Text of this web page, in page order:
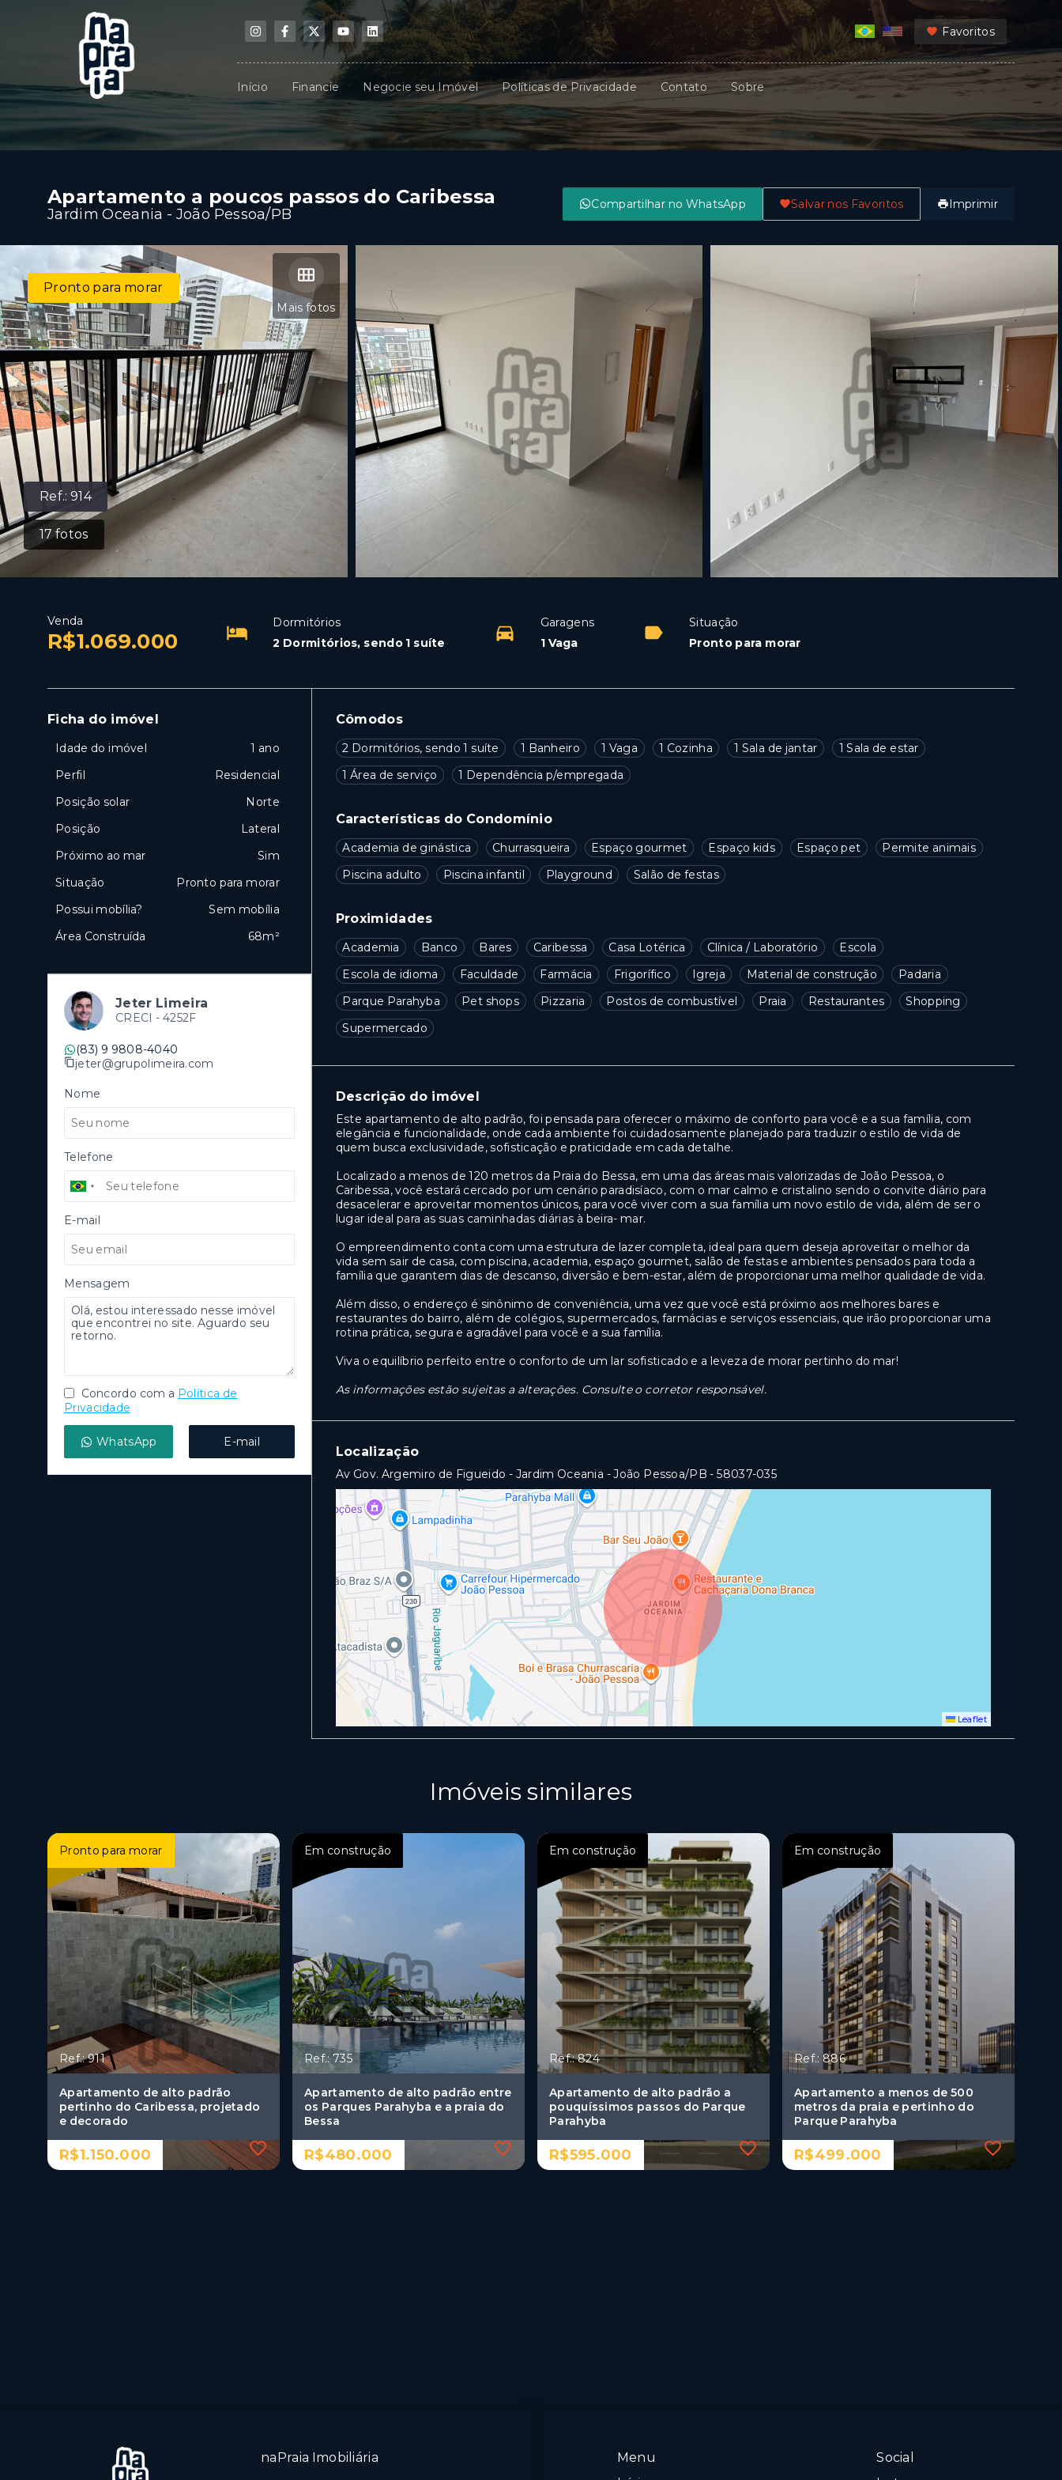
Favoritos
Início Financie Negocie seu Imóvel Políticas de Privacidade Contato Sobre
Apartamento a poucos passos do Caribessa
Jardim Oceania - João Pessoa/PB
Compartilhar no WhatsApp Salvar nos Favoritos Imprimir
Ref.:914
17fotos
Mais fotos
Pronto para morar
Venda
R$1.069.000
Dormitórios
2 Dormitórios, sendo 1 suíte
Garagens
1 Vaga
Situação
Pronto para morar
Cômodos
2 Dormitórios, sendo 1 suíte 1 Banheiro 1 Vaga 1 Cozinha 1 Sala de jantar
1 Sala de estar
1 Área de serviço
1 Dependência p/empregada
Características do Condomínio
Academia de ginástica Churrasqueira Espaço gourmet Espaço kids Espaço pet
Permite animais
Piscina adulto
Piscina infantil Playground Salão de festas
Proximidades
Academia Banco Bares Caribessa Casa Lotérica Clínica / Laboratório
Escola
Escola de idioma
Faculdade Farmácia Frigorífico Igreja Material de construção
Padaria
Parque Parahyba
Pet shops Pizzaria Postos de combustível Praia Restaurantes
Shopping
Supermercado
Descrição do imóvel
Este apartamento de alto padrão, foi pensada para oferecer o máximo de conforto para você e a sua família, com
elegância e funcionalidade, onde cada ambiente foi cuidadosamente planejado para traduzir o estilo de vida de
quem busca exclusividade, sofisticação e praticidade em cada detalhe.
Localizado a menos de 120 metros da Praia do Bessa, em uma das áreas mais valorizadas de João Pessoa, o
Caribessa, você estará cercado por um cenário paradisíaco, com o mar calmo e cristalino sendo o convite diário para
desacelerar e aproveitar momentos únicos, para você viver com a sua família um novo estilo de vida, além de ser o
lugar ideal para as suas caminhadas diárias à beira- mar.
O empreendimento conta com uma estrutura de lazer completa, ideal para quem deseja aproveitar o melhor da
vida sem sair de casa, com piscina, academia, espaço gourmet, salão de festas e ambientes pensados para toda a
família que garantem dias de descanso, diversão e bem-estar, além de proporcionar uma melhor qualidade de vida.
Além disso, o endereço é sinônimo de conveniência, uma vez que você está próximo aos melhores bares e
restaurantes do bairro, além de colégios, supermercados, farmácias e serviços essenciais, que irão proporcionar uma
rotina prática, segura e agradável para você e a sua família.
Viva o equilíbrio perfeito entre o conforto de um lar sofisticado e a leveza de morar pertinho do mar!
As informações estão sujeitas a alterações. Consulte o corretor responsável.
Localização
Av Gov. Argemiro de Figueido - Jardim Oceania - João Pessoa/PB - 58037-035
Leaflet
Ficha do imóvel
Idade do imóvel
1 ano
Perfil
Residencial
Posição solar
Norte
Posição
Lateral
Próximo ao mar
Sim
Situação
Pronto para morar
Possui mobília?
Sem mobília
Área Construída
68m²
Jeter Limeira
CRECI - 4252F
(83) 9 9808-4040
jeter@grupolimeira.com
Nome
Telefone
E-mail
Mensagem
Concordo com a Política de
Privacidade
WhatsApp E-mail
Imóveis similares
Pronto para morar
Ref.: 911
Apartamento de alto padrão
pertinho do Caribessa, projetado
e decorado
R$1.150.000
Em construção
Ref.: 735
Apartamento de alto padrão entre
os Parques Parahyba e a praia do
Bessa
R$480.000
Em construção
Ref.: 824
Apartamento de alto padrão a
pouquíssimos passos do Parque
Parahyba
R$595.000
Em construção
Ref.: 886
Apartamento a menos de 500
metros da praia e pertinho do
Parque Parahyba
R$499.000
Menu Social
naPraia Imobiliária